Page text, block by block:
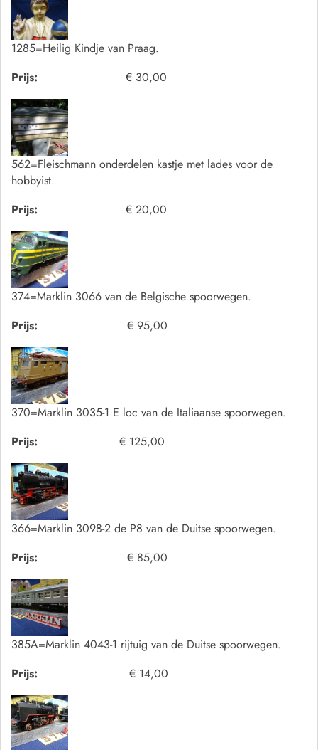
1285=Heilig Kindje van Praag.
Prijs:
€ 30,00
562=Fleischmann onderdelen kastje met lades voor de
hobbyist.
Prijs:
€ 20,00
374=Marklin 3066 van de Belgische spoorwegen.
Prijs:
€ 95,00
370=Marklin 3035-1 E loc van de Italiaanse spoorwegen.
Prijs:
€ 125,00
366=Marklin 3098-2 de P8 van de Duitse spoorwegen.
Prijs:
€ 85,00
385A=Marklin 4043-1 rijtuig van de Duitse spoorwegen.
Prijs:
€ 14,00